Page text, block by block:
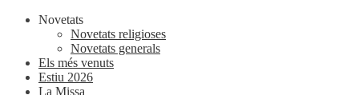
Novetats
Novetats religioses
Novetats generals
Els més venuts
Estiu 2026
La Missa